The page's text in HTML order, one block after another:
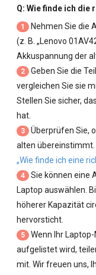
Q: Wie finde ich die
1
Nehmen Sie die
(z. B. „Lenovo
Akkuspannung der
2
Geben Sie die
vergleichen Sie sie
Stellen Sie sicher,
hat.
3
Überprüfen Sie,
alten übereinstimmt.
„Wie finde ich eine
4
Sie können eine
Laptop auswählen.
höherer Kapazität
hervorsticht.
5
Wenn Ihr
aufgelistet wird,
mit. Wir freuen uns,